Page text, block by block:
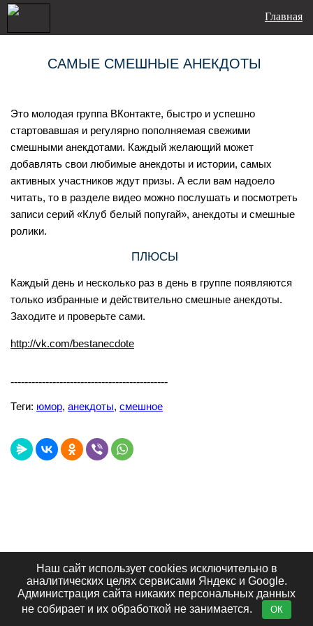
Главная
САМЫЕ СМЕШНЫЕ АНЕКДОТЫ
Это молодая группа ВКонтакте, быстро и успешно
стартовавшая и регулярно пополняемая свежими
смешными анекдотами. Каждый желающий может
добавлять свои любимые анекдоты и истории, самых
активных участников ждут призы. А если вам надоело
читать, то в разделе видео можно послушать и посмотреть
записи серий «Клуб белый попугай», анекдоты и смешные
ролики.
ПЛЮСЫ
Каждый день и несколько раз в день в группе появляются
только избранные и действительно смешные анекдоты.
Заходите и проверьте сами.
http://vk.com/bestanecdote
---------------------------------------------
Теги: юмор, анекдоты, смешное
Лучшие сайты Топ сайтов
Видеообзоры
Интересное в сети
Блог портала
Отзывы
Контакты
Наш сайт использует cookies исключительно в
аналитических целях сервисами Яндекс и Google.
Администрация сайта никаких персональных данных
не собирает и их обработкой не занимается.
ОК